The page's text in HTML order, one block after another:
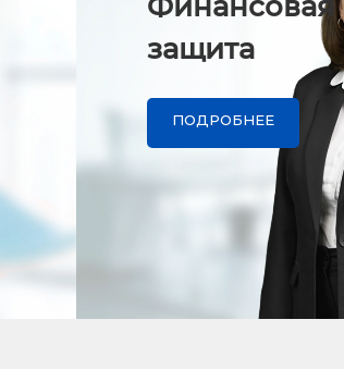
защита
ПОДРОБНЕЕ